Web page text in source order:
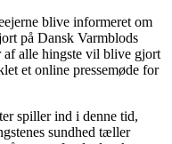
blive informeret om
på Dansk Varmblods
af alle hingste vil blive gjort
et online pressemøde for
spiller ind i denne tid,
sundhed tæller